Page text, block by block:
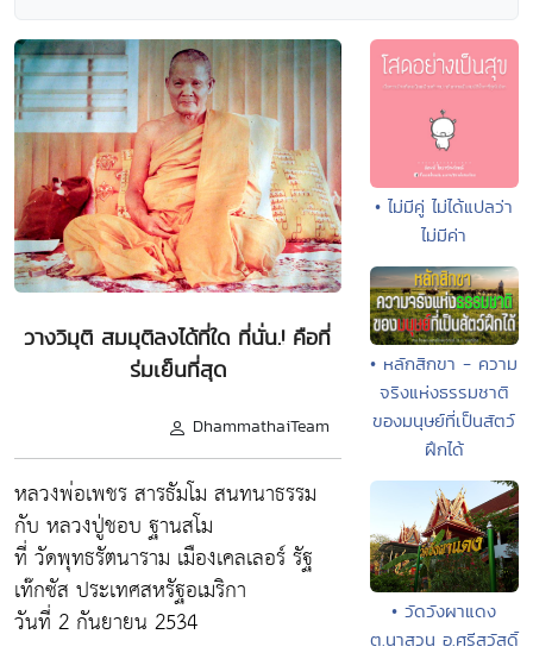
วางวิมุติ สมมุติลงได้ที่ใด ที่นั่น.! คือที่
ร่มเย็นที่สุด
DhammathaiTeam
หลวงพ่อเพชร สารธัมโม สนทนาธรรม
กับ หลวงปู่ชอบ ฐานสโม
ที่ วัดพุทธรัตนาราม เมืองเคลเลอร์ รัฐ
เท๊กซัส ประเทศสหรัฐอเมริกา
วันที่ 2 กันยายน 2534
• ไม่มีคู่ ไม่ได้แปลว่า
ไม่มีค่า
• หลักสิกขา - ความ
จริงแห่งธรรมชาติ
ของมนุษย์ที่เป็นสัตว์
ฝึกได้
• วัดวังผาแดง
ต.นาสวน อ.ศรีสวัสดิ์